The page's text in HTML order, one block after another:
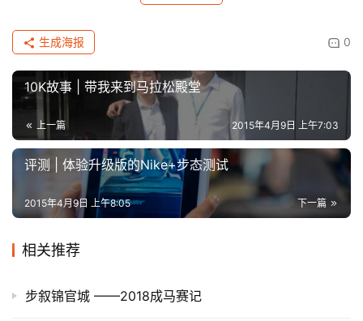
0
生成海报
10K故事 | 带我来到马拉松殿堂
上一篇 2015年4月9日 上午7:03
下一篇
2015年4月9日 上午8:05
相关推荐
步叙锦官城 ——2018成马赛记